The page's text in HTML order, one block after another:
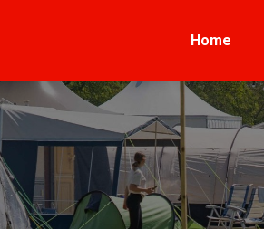
Home